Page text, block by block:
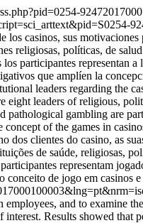
los casinos, sus
religiosas, políticas, de
participantes representan
que amplíen la
leaders regarding the
eight leaders of religious,
pathological gambling are
concept of the games in
dos clientes do casino, as
de saúde, religiosas,
representam
conceito de jogo em
employees, and to examine
interest. Results showed